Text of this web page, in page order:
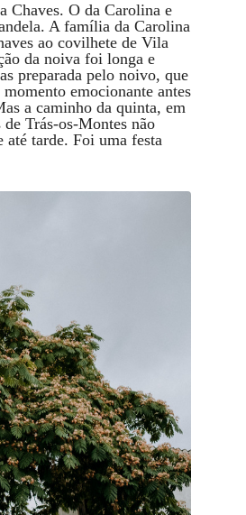
Chaves. O da Carolina e
A família da Carolina
ao covilhete de Vila
da noiva foi longa e
preparada pelo noivo, que
emocionante antes
a caminho da quinta, em
Trás-os-Montes não
até tarde. Foi uma festa